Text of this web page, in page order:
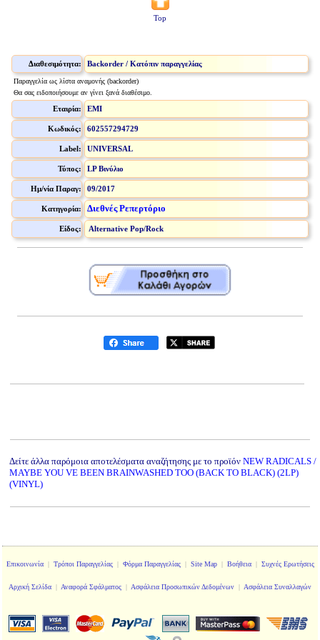
Top
Διαθεσιμότητα: Backorder / Κατόπιν παραγγελίας
Παραγγελία ως λίστα αναμονής (backorder)
Θα σας ειδοποιήσουμε αν γίνει ξανά διαθέσιμο.
Εταιρία: EMI
Κωδικός: 602557294729
Label: UNIVERSAL
Τύπος: LP Βινύλιο
Ημ/νία Παραγ: 09/2017
Κατηγορία: Διεθνές Ρεπερτόριο
Είδος: Alternative Pop/Rock
Δείτε άλλα παρόμοια αποτελέσματα αναζήτησης με το προϊόν NEW RADICALS /
MAYBE YOU VE BEEN BRAINWASHED TOO (BACK TO BLACK) (2LP)
(VINYL)
Επικοινωνία| Τρόποι Παραγγελίας| Φόρμα Παραγγελίας| Site Map| Βοήθεια| Συχνές Ερωτήσεις
Αρχική Σελίδα | Αναφορά Σφάλματος | Ασφάλεια Προσωπικών Δεδομένων | Ασφάλεια Συναλλαγών